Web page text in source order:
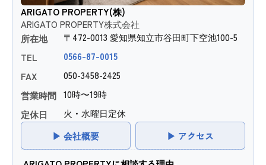
ARIGATO PROPERTY(株)
ARIGATO PROPERTY株式会社
所在地
〒472-0013 愛知県知立市谷田町下空池100-5
TEL
0566-87-0015
FAX
050-3458-2425
営業時間 10時〜19時
定休日
火・水曜日定休
▶ 会社概要
▶ アクセス